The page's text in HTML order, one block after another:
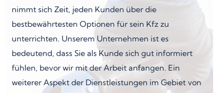
nimmt sich Zeit, jeden Kunden über die
bestbewährtesten Optionen für sein Kfz zu
unterrichten. Unserem Unternehmen ist es
bedeutend, dass Sie als Kunde sich gut informiert
fühlen, bevor wir mit der Arbeit anfangen. Ein
weiterer Aspekt der Dienstleistungen im Gebiet von